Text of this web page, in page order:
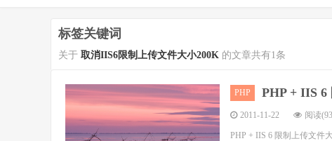
标签关键词
关于 取消IIS6限制上传文件大小200K 的文章共有1条
PHP PHP + IIS 6
2011-11-22 阅读
PHP + IIS 6 限制上传文件